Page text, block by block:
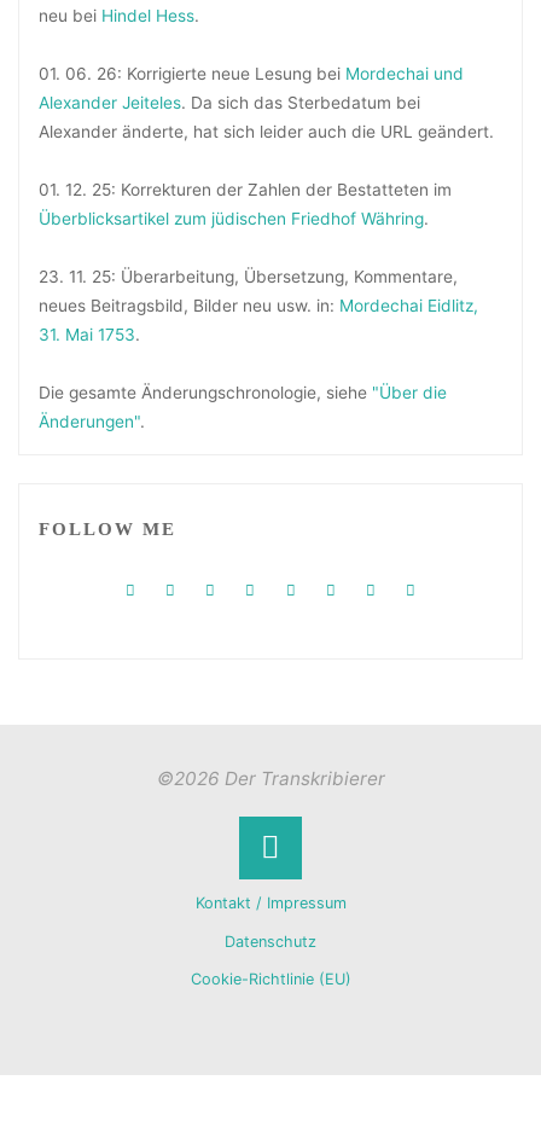
neu bei Hindel Hess.
01. 06. 26: Korrigierte neue Lesung bei Mordechai und
Alexander Jeiteles. Da sich das Sterbedatum bei
Alexander änderte, hat sich leider auch die URL geändert.
01. 12. 25: Korrekturen der Zahlen der Bestatteten im
Überblicksartikel zum jüdischen Friedhof Währing.
23. 11. 25: Überarbeitung, Übersetzung, Kommentare,
neues Beitragsbild, Bilder neu usw. in: Mordechai Eidlitz,
31. Mai 1753.
Die gesamte Änderungschronologie, siehe "Über die
Änderungen".
FOLLOW ME
©2026 Der Transkribierer
Kontakt / Impressum
Datenschutz
Cookie-Richtlinie (EU)
Back
to